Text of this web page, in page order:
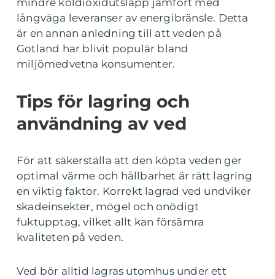
mindre koldioxidutsläpp jämfört med
långväga leveranser av energibränsle. Detta
är en annan anledning till att veden på
Gotland har blivit populär bland
miljömedvetna konsumenter.
Tips för lagring och
användning av ved
För att säkerställa att den köpta veden ger
optimal värme och hållbarhet är rätt lagring
en viktig faktor. Korrekt lagrad ved undviker
skadeinsekter, mögel och onödigt
fuktupptag, vilket allt kan försämra
kvaliteten på veden.
Ved bör alltid lagras utomhus under ett